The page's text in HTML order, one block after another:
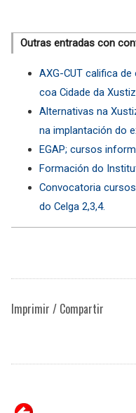
Outras entradas con
AXG-CUT califica
coa Cidade da
Alternativas na
na implantación do
EGAP; cursos
Formación do
Convocatoria
do Celga 2,3,4.
Imprimir / Compartir